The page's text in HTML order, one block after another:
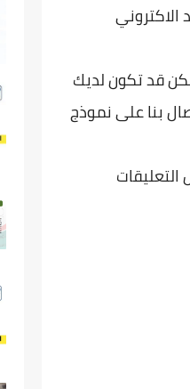
قد تكون لديك
بنا على نموذج